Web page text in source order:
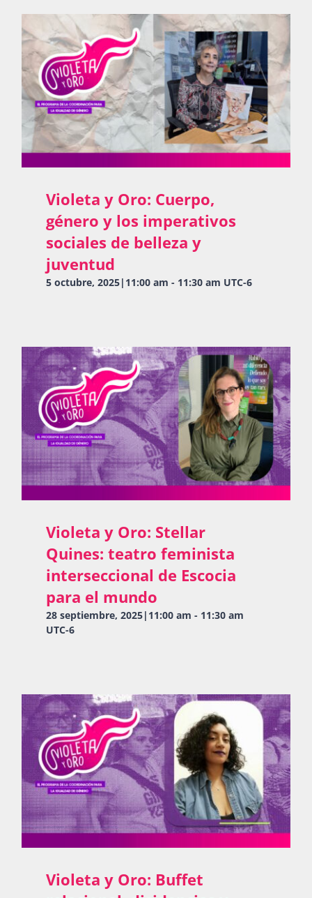
Violeta y Oro: Cuerpo,
género y los imperativos
sociales de belleza y
juventud
5 octubre, 2025|11:00 am - 11:30 am UTC-6
Violeta y Oro: Stellar
Quines: teatro feminista
interseccional de Escocia
para el mundo
28 septiembre, 2025|11:00 am - 11:30 am
UTC-6
Violeta y Oro: Buffet